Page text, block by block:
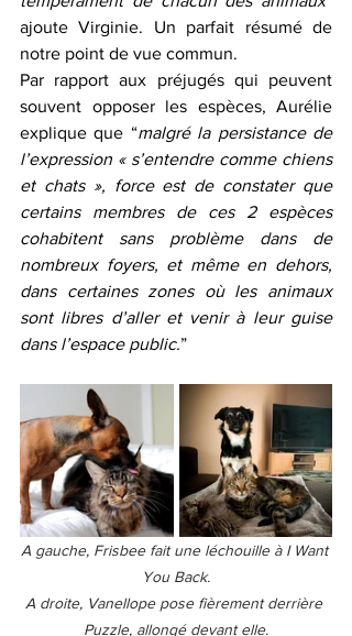
ajoute Virginie. Un parfait résumé de
notre point de vue commun.
Par rapport aux préjugés qui peuvent
souvent opposer les espèces, Aurélie
explique que “malgré la persistance de
l’expression « s’entendre comme chiens
et chats », force est de constater que
certains membres de ces 2 espèces
cohabitent sans problème dans de
nombreux foyers, et même en dehors,
dans certaines zones où les animaux
sont libres d’aller et venir à leur guise
dans l’espace public.”
A gauche, Frisbee fait une léchouille à I Want
You Back.
A droite, Vanellope pose fièrement derrière
Puzzle, allongé devant elle.